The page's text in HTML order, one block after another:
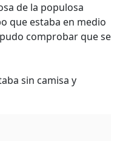
de la populosa
que estaba en medio
comprobar que se
sin camisa y